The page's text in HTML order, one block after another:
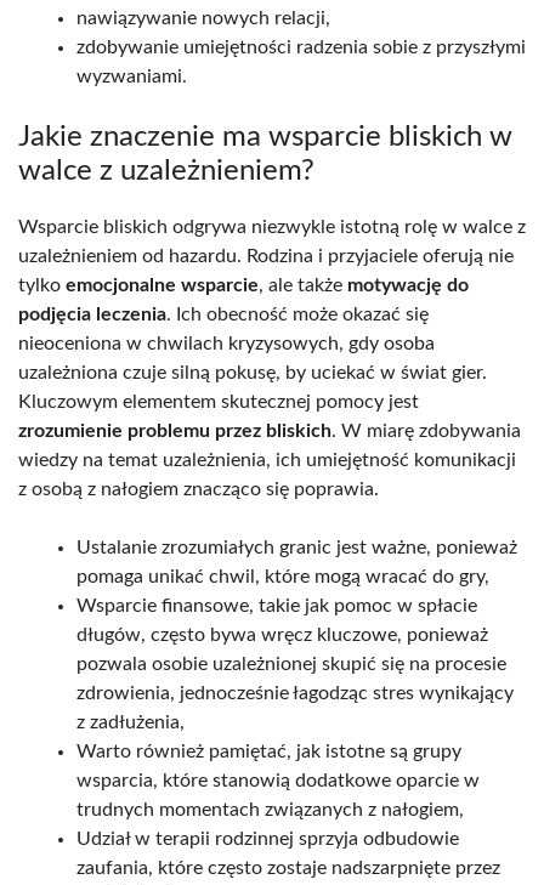
nawiązywanie nowych relacji,
zdobywanie umiejętności radzenia sobie z przyszłymi
wyzwaniami.
Jakie znaczenie ma wsparcie bliskich w
walce z uzależnieniem?
Wsparcie bliskich odgrywa niezwykle istotną rolę w walce z
uzależnieniem od hazardu. Rodzina i przyjaciele oferują nie
tylko emocjonalne wsparcie, ale także motywację do
podjęcia leczenia. Ich obecność może okazać się
nieoceniona w chwilach kryzysowych, gdy osoba
uzależniona czuje silną pokusę, by uciekać w świat gier.
Kluczowym elementem skutecznej pomocy jest
zrozumienie problemu przez bliskich. W miarę zdobywania
wiedzy na temat uzależnienia, ich umiejętność komunikacji
z osobą z nałogiem znacząco się poprawia.
Ustalanie zrozumiałych granic jest ważne, ponieważ
pomaga unikać chwil, które mogą wracać do gry,
Wsparcie finansowe, takie jak pomoc w spłacie
długów, często bywa wręcz kluczowe, ponieważ
pozwala osobie uzależnionej skupić się na procesie
zdrowienia, jednocześnie łagodząc stres wynikający
z zadłużenia,
Warto również pamiętać, jak istotne są grupy
wsparcia, które stanowią dodatkowe oparcie w
trudnych momentach związanych z nałogiem,
Udział w terapii rodzinnej sprzyja odbudowie
zaufania, które często zostaje nadszarpnięte przez